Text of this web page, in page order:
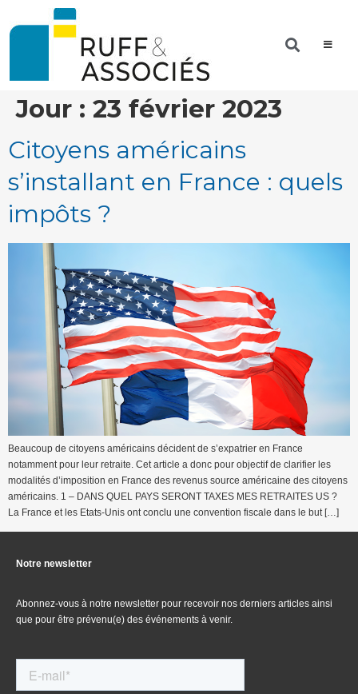
Jour : 23 février 2023
Citoyens américains
s’installant en France : quels
impôts ?
Beaucoup de citoyens américains décident de s’expatrier en France
notamment pour leur retraite. Cet article a donc pour objectif de clarifier les
modalités d’imposition en France des revenus source américaine des citoyens
américains. 1 – DANS QUEL PAYS SERONT TAXES MES RETRAITES US ?
La France et les Etats-Unis ont conclu une convention fiscale dans le but […]
Notre newsletter
Abonnez-vous à notre newsletter pour recevoir nos derniers articles ainsi
que pour être prévenu(e) des événements à venir.